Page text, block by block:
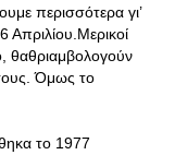
περισσότερα γι’
Απριλίου.Μερικοί
θαθριαμβολογούν
Όμως το
το 1977